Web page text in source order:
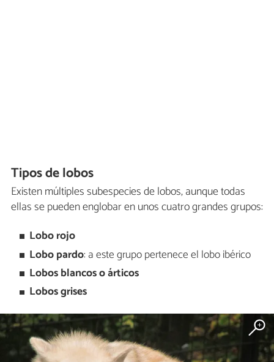
Tipos de lobos
Existen múltiples subespecies de lobos, aunque todas
ellas se pueden englobar en unos cuatro grandes grupos:
Lobo rojo
Lobo pardo: a este grupo pertenece el lobo ibérico
Lobos blancos o árticos
Lobos grises